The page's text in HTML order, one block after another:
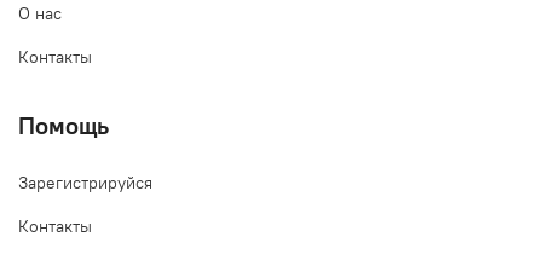
О нас
Контакты
Помощь
Зарегистрируйся
Контакты